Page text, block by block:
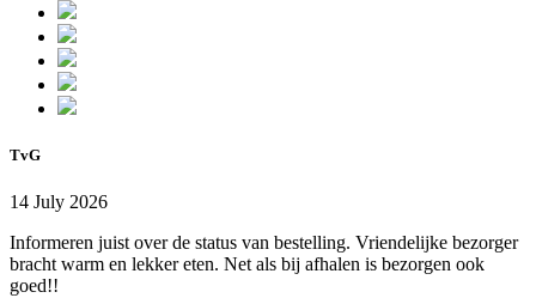
TvG
14 July 2026
Informeren juist over de status van bestelling. Vriendelijke bezorger
bracht warm en lekker eten. Net als bij afhalen is bezorgen ook
goed!!